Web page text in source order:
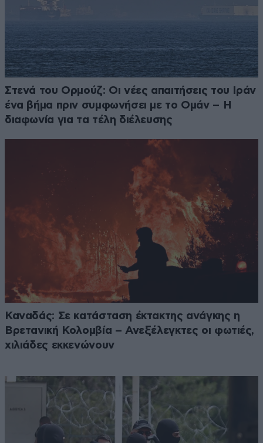
Στενά του Ορμούζ: Οι νέες απαιτήσεις του Ιράν
ένα βήμα πριν συμφωνήσει με το Ομάν – Η
διαφωνία για τα τέλη διέλευσης
Καναδάς: Σε κατάσταση έκτακτης ανάγκης η
Βρετανική Κολομβία – Ανεξέλεγκτες οι φωτιές,
χιλιάδες εκκενώνουν